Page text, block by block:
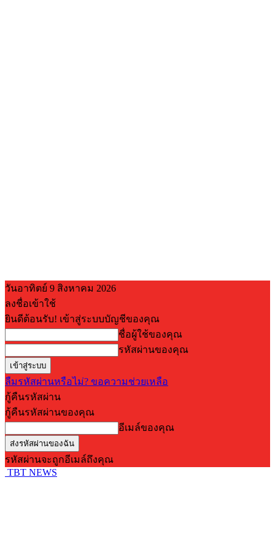
วันอาทิตย์ 9 สิงหาคม 2026
ลงชื่อเข้าใช้
ยินดีต้อนรับ! เข้าสู่ระบบบัญชีของคุณ
ชื่อผู้ใช้ของคุณ
รหัสผ่านของคุณ
ลืมรหัสผ่านหรือไม่? ขอความช่วยเหลือ
กู้คืนรหัสผ่าน
กู้คืนรหัสผ่านของคุณ
อีเมล์ของคุณ
รหัสผ่านจะถูกอีเมล์ถึงคุณ
TBT NEWS